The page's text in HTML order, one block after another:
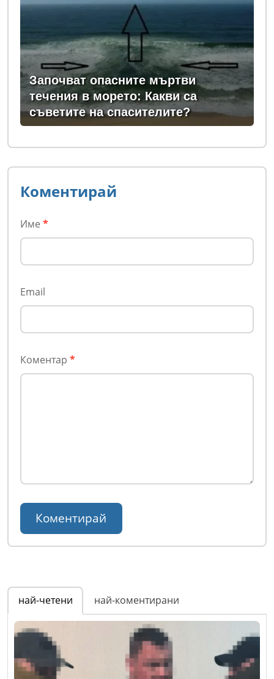
Започват опасните мъртви
течения в морето: Какви са
съветите на спасителите?
Коментирай
Име *
Email
Коментар *
най-четени най-коментирани